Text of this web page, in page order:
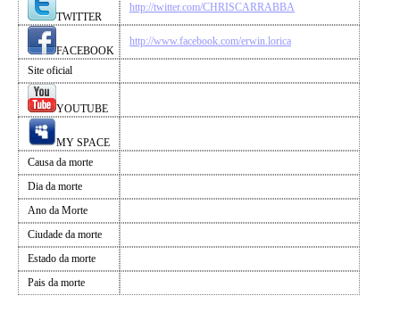
TWITTER
http://twitter.com/CHRISCARRABBA
FACEBOOK
http://www.facebook.com/erwin.lorica
Site oficial
YOUTUBE
MY SPACE
Causa da morte
Dia da morte
Ano da Morte
Ciudade da morte
Estado da morte
Pais da morte